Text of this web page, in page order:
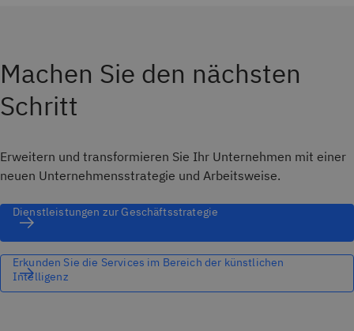
Machen Sie den nächsten
Schritt
Erweitern und transformieren Sie Ihr Unternehmen mit einer
neuen Unternehmensstrategie und Arbeitsweise.
Dienstleistungen zur Geschäftsstrategie
Erkunden Sie die Services im Bereich der künstlichen
Intelligenz